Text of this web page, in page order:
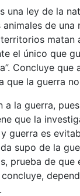
una ley de la
de una
matan
el único que
Concluye que
la guerra no
la guerra,
que la
guerra es
supo de la
prueba de que